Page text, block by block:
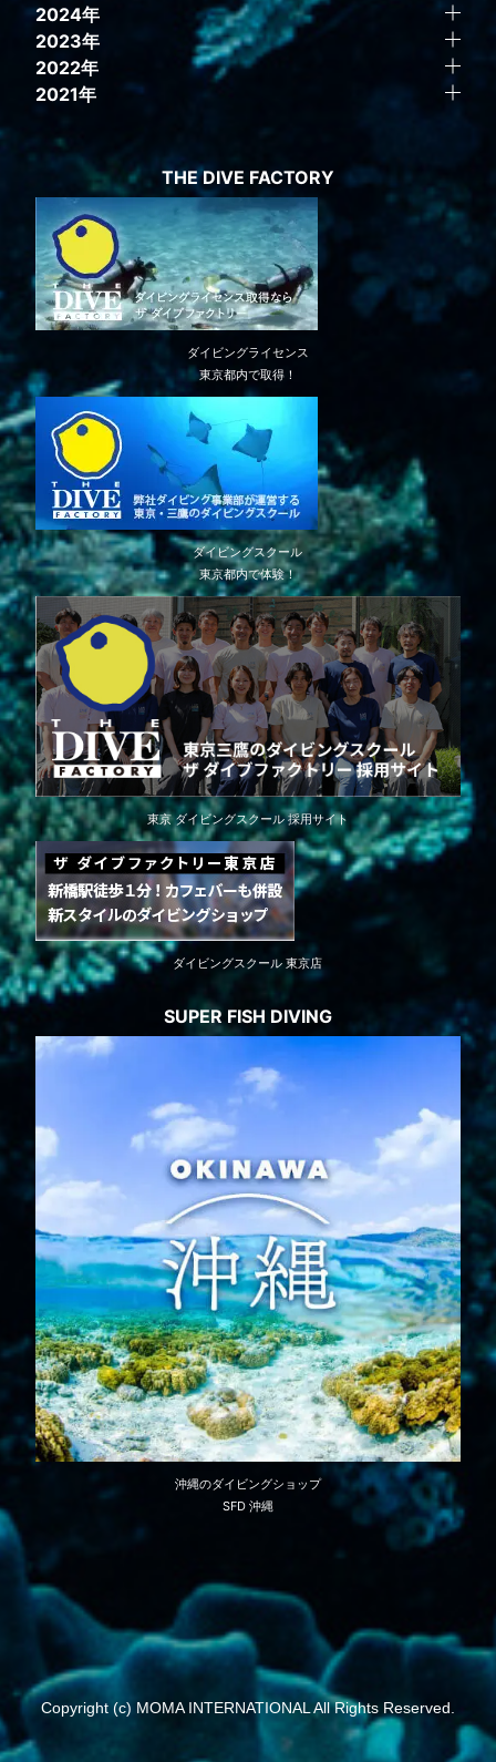
2024年
2023年
2022年
2021年
THE DIVE FACTORY
ダイビングライセンス
東京都内で取得！
ダイビングスクール
東京都内で体験！
東京 ダイビングスクール 採用サイト
ダイビングスクール 東京店
SUPER FISH DIVING
沖縄のダイビングショップ
SFD 沖縄
Copyright (c) MOMA INTERNATIONAL All Rights Reserved.